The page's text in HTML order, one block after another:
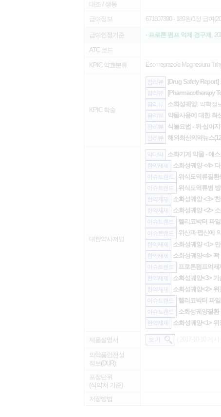
대조 / 생동
급여정보 671807390- 189원/1정 급여
급여인정기준 · 프로톤 펌프 억제 경구제 ,
ATC 코드
KPIC 약효분류 Esomeprazole Magnesium
KPIC 학술
팜리뷰 [Drug Safety
팜리뷰 [Pharmacotherapy
팜리뷰 소화성궤양, 약학정
팜리뷰 약물사용에 대한 최
팜리뷰 식물요법 - 위·십이
팜리뷰 해외최신의약뉴스
대한약사저널
약대약 소화기계 약물 - 에
한약제제 소화성궤양 <4>
이슈트랜드 위식도역류질환
이슈트랜드 위식도역류병
한약제제 소화성궤양 <3>
한약제제 소화성궤양 <2>
이슈트랜드 헬리코박터 파
이슈트랜드 위산과 펩신에
한약제제 소화성궤양 <1>
한약제제 소화성궤양<4>
이슈트랜드 프로톤펌프억
한약제제 소화성궤양<3> 가
한약제제 소화성궤양<2>
이슈트랜드 헬리코박터 파
이슈트랜드 소화성궤양질환
한약제제 소화성궤양<1>
제품설명서 보 기
의약품안전성
정보(DUR)
포장단위
(식약처 기준)
저장방법